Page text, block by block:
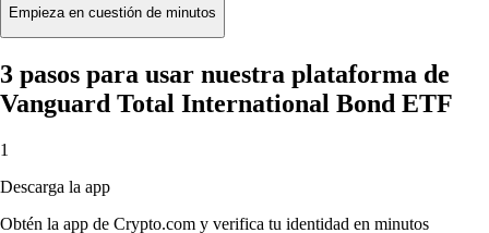
Empieza en cuestión de minutos
3 pasos para usar nuestra plataforma de
Vanguard Total International Bond ETF
1
Descarga la app
Obtén la app de Crypto.com y verifica tu identidad en minutos